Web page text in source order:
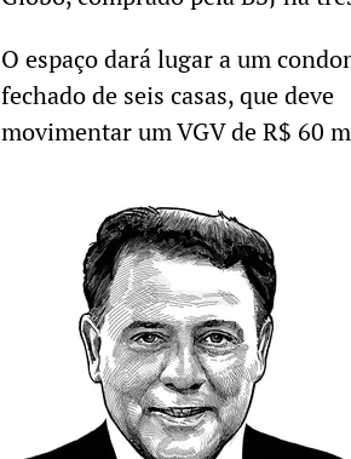
O espaço dará lugar a um
fechado de seis casas, que deve
movimentar um VGV de R$ 60